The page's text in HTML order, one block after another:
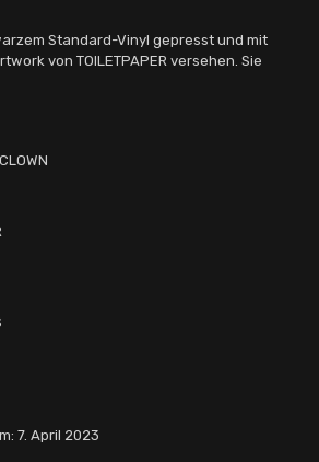
Standard-Vinyl gepresst und mit
von TOILETPAPER versehen. Sie
7. April 2023